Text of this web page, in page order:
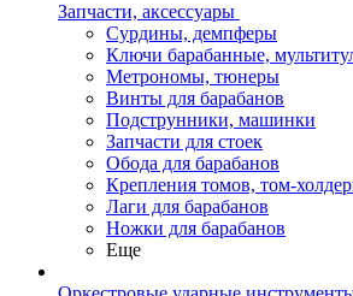
Запчасти, аксессуары
Сурдины, демпферы
Ключи барабанные,
Метрономы, тюнеры
Винты для барабанов
Подструнники, машинки
Запчасти для стоек
Обода для барабанов
Крепления томов, том-
Лаги для барабанов
Ножки для барабанов
Еще